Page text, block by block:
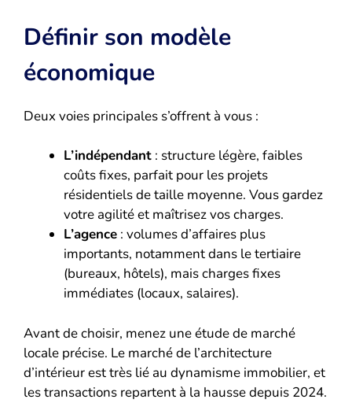
Définir son modèle
économique
Deux voies principales s’offrent à vous :
L’indépendant : structure légère, faibles
coûts fixes, parfait pour les projets
résidentiels de taille moyenne. Vous gardez
votre agilité et maîtrisez vos charges.
L’agence : volumes d’affaires plus
importants, notamment dans le tertiaire
(bureaux, hôtels), mais charges fixes
immédiates (locaux, salaires).
Avant de choisir, menez une étude de marché
locale précise. Le marché de l’architecture
d’intérieur est très lié au dynamisme immobilier, et
les transactions repartent à la hausse depuis 2024.